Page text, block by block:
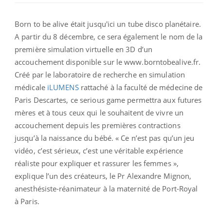
Born to be alive était jusqu'ici un tube disco planétaire.
A partir du 8 décembre, ce sera également le nom de la
première simulation virtuelle en 3D d’un
accouchement disponible sur le www.borntobealive.fr.
Créé par le laboratoire de recherche en simulation
médicale iLUMENSrattaché à la faculté de médecine de
Paris Descartes, ce serious game permettra aux futures
mères et à tous ceux qui le souhaitent de vivre un
accouchement depuis les premières contractions
jusqu’à la naissance du bébé. « Ce n’est pas qu’un jeu
vidéo, c’est sérieux, c’est une véritable expérience
réaliste pour expliquer et rassurer les femmes »,
explique l’un des créateurs, le Pr Alexandre Mignon,
anesthésiste-réanimateur à la maternité de Port-Royal
à Paris.